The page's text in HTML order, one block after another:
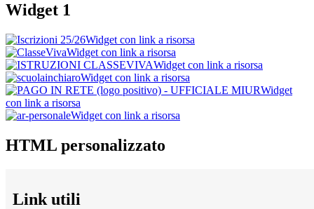
Widget 1
Widget con link a risorsa
Widget con link a risorsa
Widget con link a risorsa
Widget con link a risorsa
Widget
con link a risorsa
Widget con link a risorsa
HTML personalizzato
Link utili